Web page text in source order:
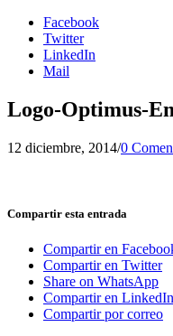
Facebook
Twitter
LinkedIn
Mail
Logo-Optimus-
12 diciembre, 2014/0
Compartir esta entrada
Compartir en
Compartir en Twitter
Share on WhatsApp
Compartir en LinkedIn
Compartir por correo